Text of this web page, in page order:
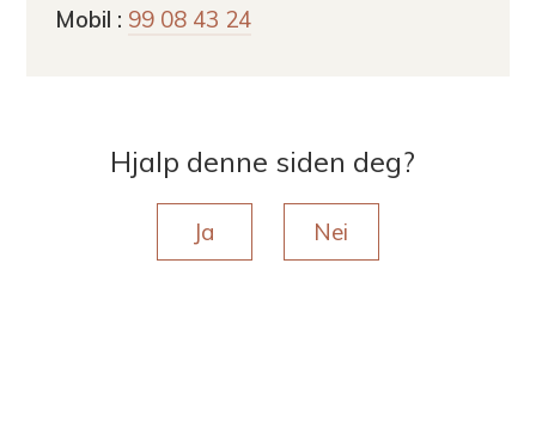
Mobil 99 08 43 24
Hjalp denne siden deg?
Ja Nei